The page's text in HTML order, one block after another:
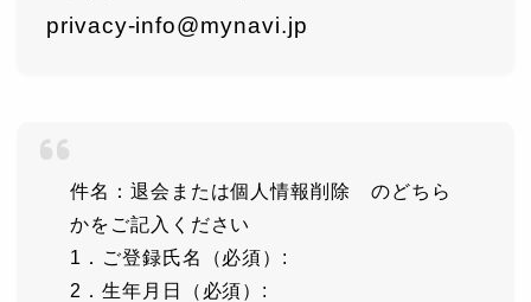
privacy-info@mynavi.jp
件名：退会または個人情報削除 のどちら
かをご記入ください
1．ご登録氏名（必須）:
2．生年月日（必須）: